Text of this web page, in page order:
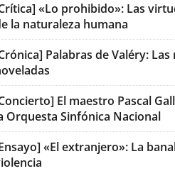
«Lo prohibido»: Las
la naturaleza humana
Palabras de Valéry:
El maestro Pascal
Orquesta Sinfónica Nacional
«El extranjero»: La